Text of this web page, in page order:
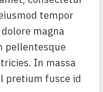
tempor
magna
pellentesque
In massa
pretium fusce id